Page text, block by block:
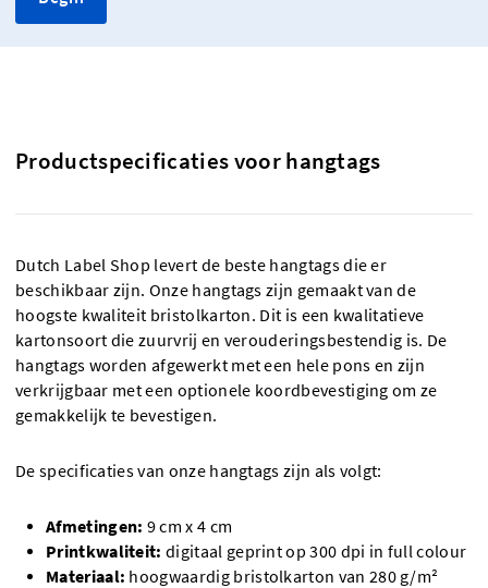
Productspecificaties voor hangtags
Dutch Label Shop levert de beste hangtags die er
beschikbaar zijn. Onze hangtags zijn gemaakt van de
hoogste kwaliteit bristolkarton. Dit is een kwalitatieve
kartonsoort die zuurvrij en verouderingsbestendig is. De
hangtags worden afgewerkt met een hele pons en zijn
verkrijgbaar met een optionele koordbevestiging om ze
gemakkelijk te bevestigen.
De specificaties van onze hangtags zijn als volgt:
Afmetingen: 9 cm x 4 cm
Printkwaliteit:digitaal geprint op 300 dpi in full colour
Materiaal: hoogwaardig bristolkarton van 280 g/m²